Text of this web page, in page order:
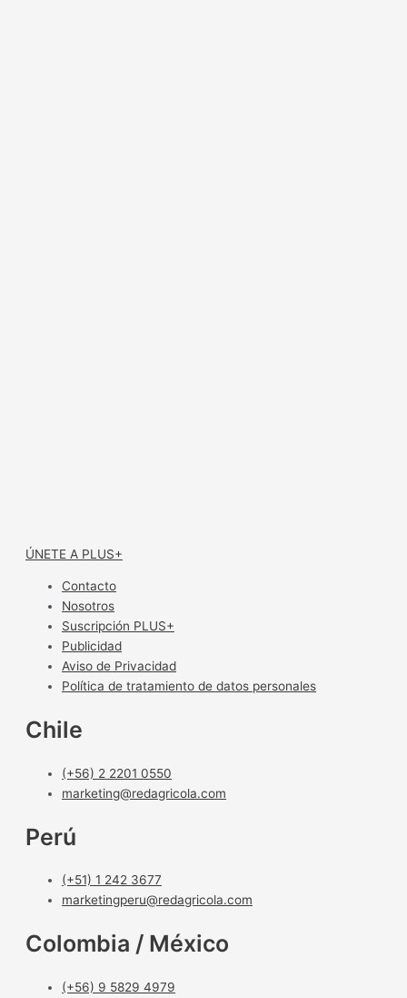
ÚNETE A PLUS+
Contacto
Nosotros
Suscripción PLUS+
Publicidad
Aviso de Privacidad
Política de tratamiento de datos personales
Chile
(+56) 2 2201 0550
marketing@redagricola.com
Perú
(+51) 1 242 3677
marketingperu@redagricola.com
Colombia / México
(+56) 9 5829 4979